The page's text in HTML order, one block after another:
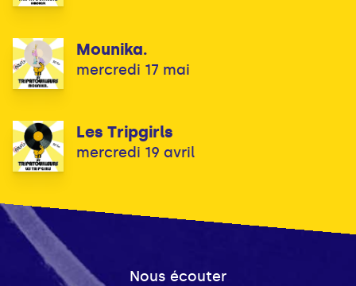
Mounika.
mercredi 17 mai
Les Tripgirls
mercredi 19 avril
Nous écouter